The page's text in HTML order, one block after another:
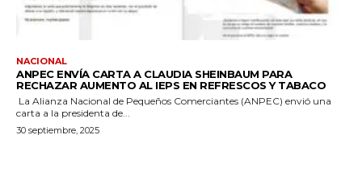
NACIONAL
ANPEC ENVÍA CARTA A CLAUDIA SHEINBAUM PARA
RECHAZAR AUMENTO AL IEPS EN REFRESCOS Y TABACO
La Alianza Nacional de Pequeños Comerciantes (ANPEC) envió una
carta a la presidenta de...
30 septiembre, 2025